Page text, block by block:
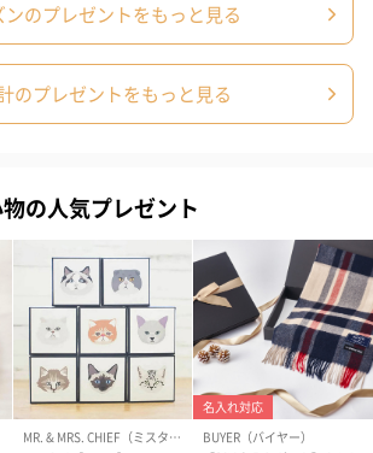
商品オプション情報
ンのプレゼントをもっと見る
のプレゼントをもっと見る
の人気プレゼント